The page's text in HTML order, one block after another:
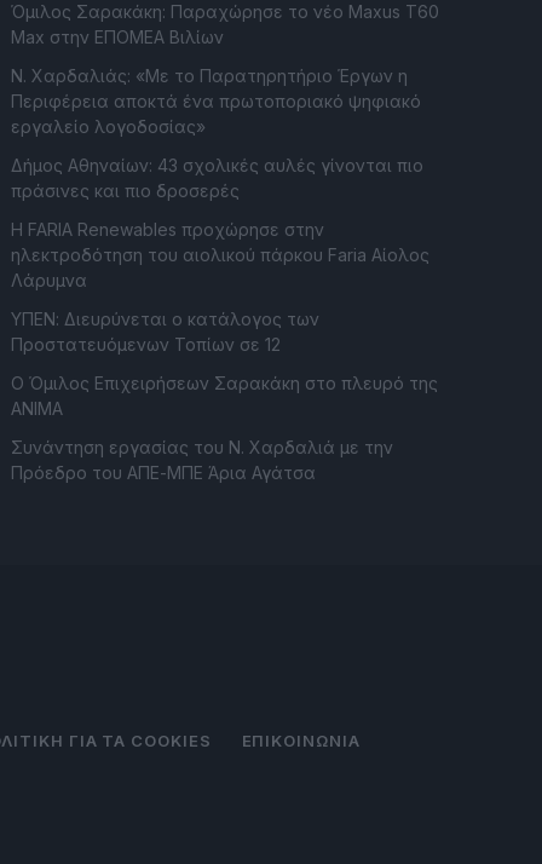
Όμιλος Σαρακάκη: Παραχώρησε το νέο Maxus T60
Max στην ΕΠΟΜΕΑ Βιλίων
Ν. Χαρδαλιάς: «Με το Παρατηρητήριο Έργων η
Περιφέρεια αποκτά ένα πρωτοποριακό ψηφιακό
εργαλείο λογοδοσίας»
Δήμος Αθηναίων: 43 σχολικές αυλές γίνονται πιο
πράσινες και πιο δροσερές
Η FARIA Renewables προχώρησε στην
ηλεκτροδότηση του αιολικού πάρκου Faria Αίολος
Λάρυμνα
ΥΠΕΝ: Διευρύνεται ο κατάλογος των
Προστατευόμενων Τοπίων σε 12
O Όμιλος Επιχειρήσεων Σαρακάκη στο πλευρό της
ΑΝΙΜΑ
Συνάντηση εργασίας του Ν. Χαρδαλιά με την
Πρόεδρο του ΑΠΕ-ΜΠΕ Άρια Αγάτσα
ΓΙΑ ΤΑ COOKIES ΕΠΙΚΟΙΝΩΝΙΑ